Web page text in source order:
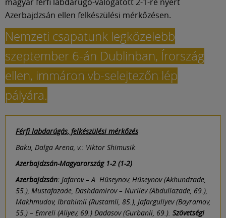
Azerbajdzsán ellen felkészülési mérkőzésen.
Nemzeti csapatunk legközelebb
szeptember 6-án Dublinban, Írország
ellen, immáron vb-selejtezőn lép
pályára.
Férfi labdarúgás, felkészülési mérkőzés
Baku, Dalga Arena, v.: Viktor Shimusik
Azerbajdzsán-Magyarország 1-2 (1-2)
Azerbajdzsán: Jafarov – A. Hüseynov, Hüseynov (Akhundzade,
55.), Mustafazade, Dashdamirov – Nuriiev (Abdullazade, 69.),
Makhmudov, Ibrahimli (Rustamli, 85.), Jafarguliyev (Bayramov,
55.) – Emreli (Aliyev, 69.) Dadasov (Gurbanli, 69.). Szövetségi